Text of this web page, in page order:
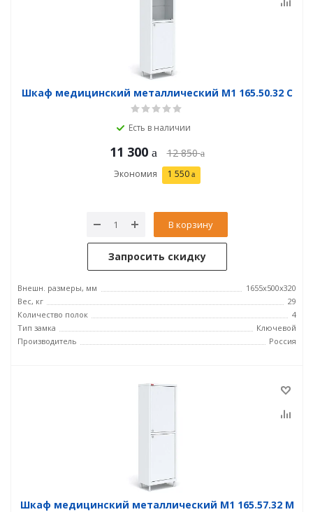
Шкаф медицинский металлический М1 165.50.32 C
Есть в наличии
11 300 12 850
Экономия 1 550
В корзину
Запросить скидку
Внешн. размеры, мм
1655х500х320
Вес, кг
29
Количество полок
4
Тип замка
Ключевой
Производитель
Россия
Шкаф медицинский металлический М1 165.57.32 М